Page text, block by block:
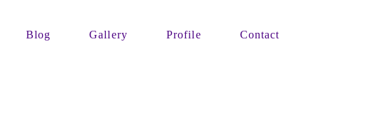
Blog Gallery Profile Contact